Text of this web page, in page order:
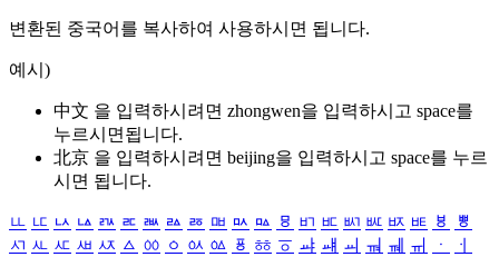
변환된 중국어를 복사하여 사용하시면 됩니다.
예시)
中文 을 입력하시려면 zhongwen을 입력하시고 space를
누르시면됩니다.
北京 을 입력하시려면 beijing을 입력하시고 space를 누르
시면 됩니다.
ㅥ ㅦ ㅧ ㅨ ㅩ ㅪ ㅫ ㅬ ㅭ ㅮ ㅯ ㅰ ㅱ ㅲ ㅳ ㅴ ㅵ ㅶ ㅷ ㅸ
ㅹ
ㅺ ㅻ ㅼ ㅽ ㅾ ㅿ ㆀ ㆁ ㆂ ㆃ ㆄ ㆅ ㆆ ㆇ ㆈ ㆉ ㆊ ㆋ ㆌ ㆍ
ㆎ